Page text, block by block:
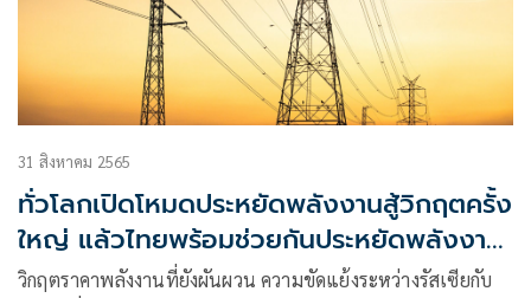
31 สิงหาคม 2565
ทั่วโลกเปิดโหมดประหยัดพลังงานสู้วิกฤตครั้ง
ใหญ่ แล้วไทยพร้อมช่วยกันประหยัดพลังงาน
หรือยัง
วิกฤตราคาพลังงานที่ยังผันผวน ความขัดแย้งระหว่างรัสเซียกับ